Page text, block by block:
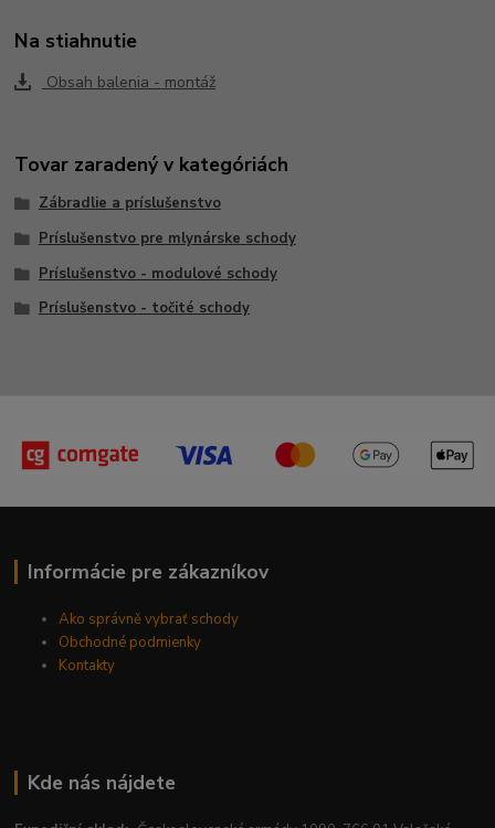
Na stiahnutie
Obsah balenia - montáž
Tovar zaradený v kategóriách
Zábradlie a príslušenstvo
Príslušenstvo pre mlynárske schody
Príslušenstvo - modulové schody
Príslušenstvo - točité schody
Informácie pre zákazníkov
Ako správně vybrať schody
Obchodné podmienky
Kontakty
Kde nás nájdete